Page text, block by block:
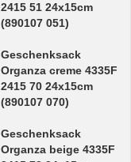
2415 51 24x15cm
(890107 051)
Geschenksack
Organza creme 4335F
2415 70 24x15cm
(890107 070)
Geschenksack
Organza beige 4335F